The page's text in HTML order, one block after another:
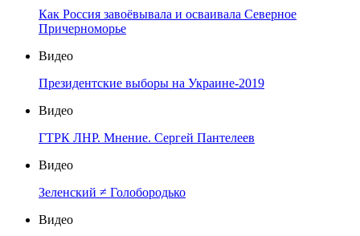
Как Россия завоёвывала и осваивала Северное
Причерноморье
Видео
Президентские выборы на Украине-2019
Видео
ГТРК ЛНР. Мнение. Сергей Пантелеев
Видео
Зеленский ≠ Голобородько
Видео